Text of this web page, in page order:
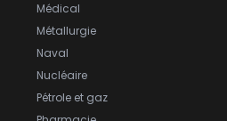
Médical
Métallurgie
Naval
Nucléaire
Pétrole et gaz